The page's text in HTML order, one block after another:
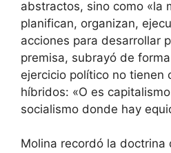
abstractos, sino como «la
planifican, organizan,
acciones para desarrollar
premisa, subrayó de
ejercicio político no tienen
híbridos: «O es
socialismo donde hay
Molina recordó la doctrina